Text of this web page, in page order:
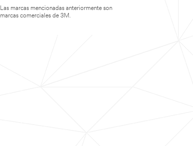
Las marcas mencionadas anteriormente son
marcas comerciales de 3M.